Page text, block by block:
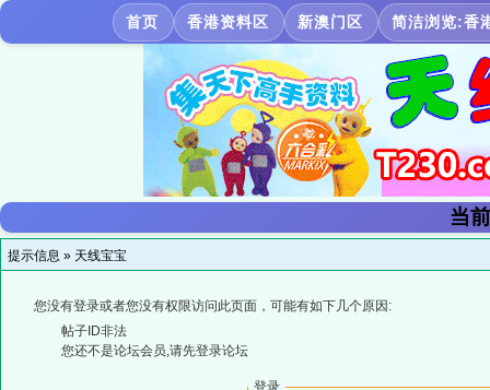
首页 香港资料区 新澳门区 简洁浏览:香
当
提示信息 » 天线宝宝
您没有登录或者您没有权限访问此页面，可能有如下几个原因:
帖子ID非法
您还不是论坛会员,请先登录论坛
登录